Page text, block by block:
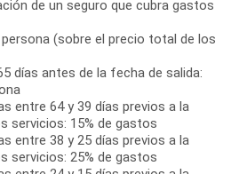
de un seguro que cubra gastos
(sobre el precio total de los
días antes de la fecha de salida:
entre 64 y 39 días previos a la
servicios: 15% de gastos
entre 38 y 25 días previos a la
servicios: 25% de gastos